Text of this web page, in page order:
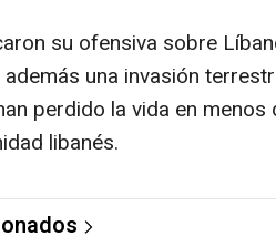
su ofensiva sobre
una invasión
perdido la vida en
libanés.